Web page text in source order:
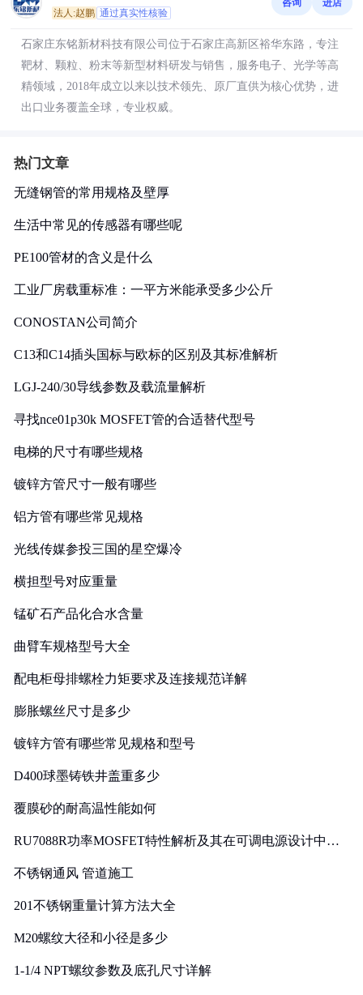
法人:赵鹏 通过真实性核验
石家庄东铭新材科技有限公司位于石家庄高新区裕华东路，专注
靶材、颗粒、粉末等新型材料研发与销售，服务电子、光学等高
精领域，2018年成立以来以技术领先、原厂直供为核心优势，进
出口业务覆盖全球，专业权威。
热门文章
无缝钢管的常用规格及壁厚
生活中常见的传感器有哪些呢
PE100管材的含义是什么
工业厂房载重标准：一平方米能承受多少公斤
CONOSTAN公司简介
C13和C14插头国标与欧标的区别及其标准解析
LGJ-240/30导线参数及载流量解析
寻找nce01p30k MOSFET管的合适替代型号
电梯的尺寸有哪些规格
镀锌方管尺寸一般有哪些
铝方管有哪些常见规格
光线传媒参投三国的星空爆冷
横担型号对应重量
锰矿石产品化合水含量
曲臂车规格型号大全
配电柜母排螺栓力矩要求及连接规范详解
膨胀螺丝尺寸是多少
镀锌方管有哪些常见规格和型号
D400球墨铸铁井盖重多少
覆膜砂的耐高温性能如何
RU7088R功率MOSFET特性解析及其在可调电源设计中的
不锈钢通风 管道施工
201不锈钢重量计算方法大全
M20螺纹大径和小径是多少
1-1/4 NPT螺纹参数及底孔尺寸详解